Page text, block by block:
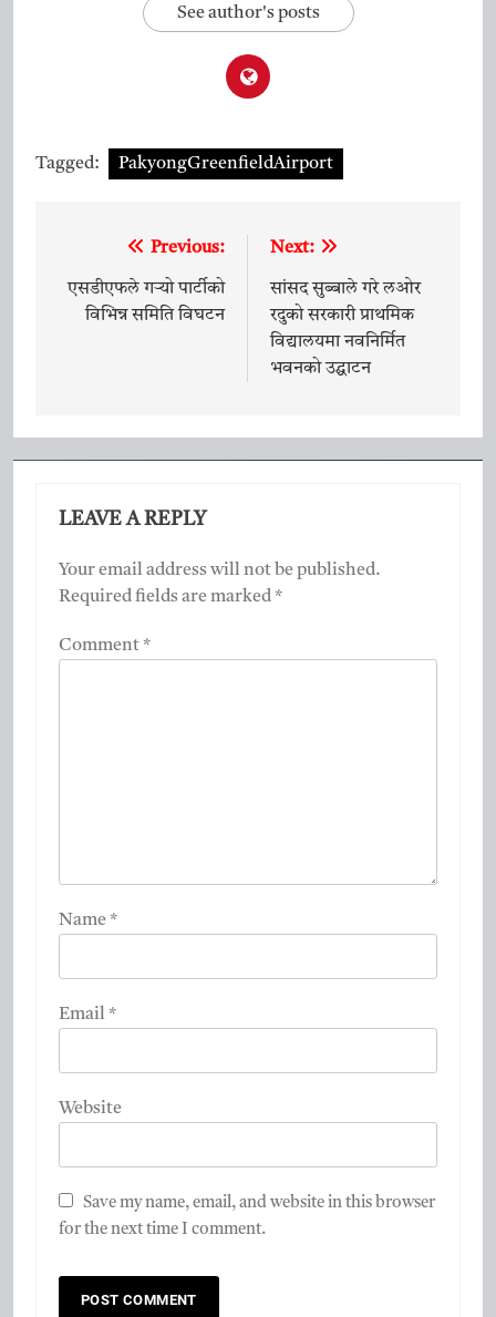
See author's posts
Tagged: PakyongGreenfieldAirport
navigation
Previous:
एसडीएफले गर्‍यो पार्टीको
विभिन्न समिति विघटन
Next:
सांसद सुब्बाले गरे लओर
रदुको सरकारी प्राथमिक
विद्यालयमा नवनिर्मित
भवनको उद्घाटन
LEAVE A REPLY
Your email address will not be published.
Required fields are marked*
Comment*
Name*
Email*
Website
Save my name, email, and website in this browser
for the next time I comment.